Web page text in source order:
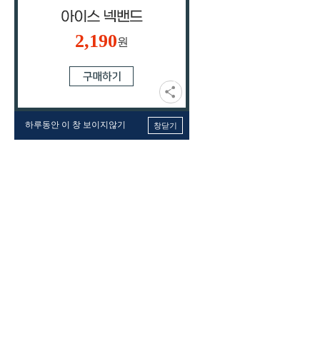
2,190원
하루동안 이 창 보이지않기 창닫기